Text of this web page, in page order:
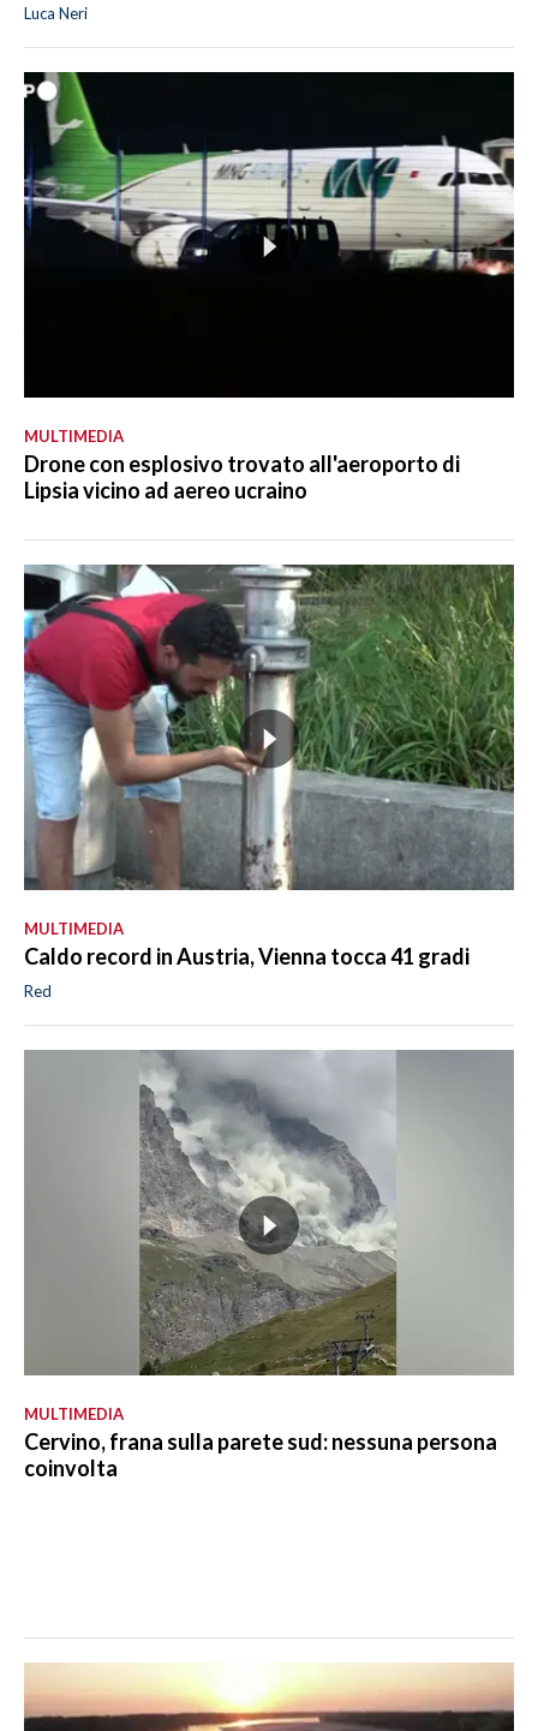
Luca Neri
MULTIMEDIA
Drone con esplosivo trovato all'aeroporto di
Lipsia vicino ad aereo ucraino
MULTIMEDIA
Caldo record in Austria, Vienna tocca 41 gradi
Red
MULTIMEDIA
Cervino, frana sulla parete sud: nessuna persona
coinvolta